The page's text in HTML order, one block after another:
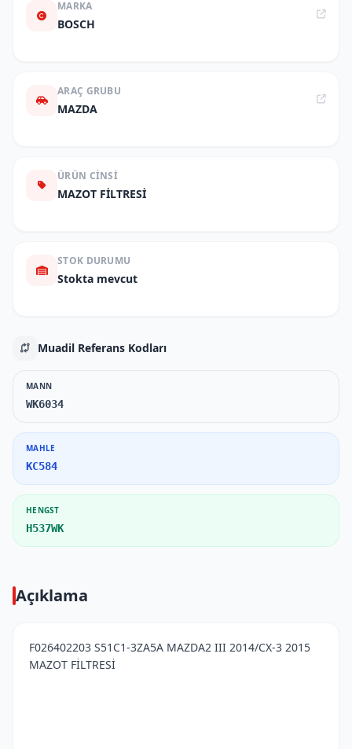
MARKA
BOSCH
ARAÇ GRUBU
MAZDA
ÜRÜN CINSI
MAZOT FİLTRESİ
STOK DURUMU
Stokta mevcut
Muadil Referans Kodları
MANN
WK6034
MAHLE
KC584
HENGST
H537WK
Açıklama
F026402203 S51C1-3ZA5A MAZDA2 III 2014/CX-3 2015
MAZOT FİLTRESİ